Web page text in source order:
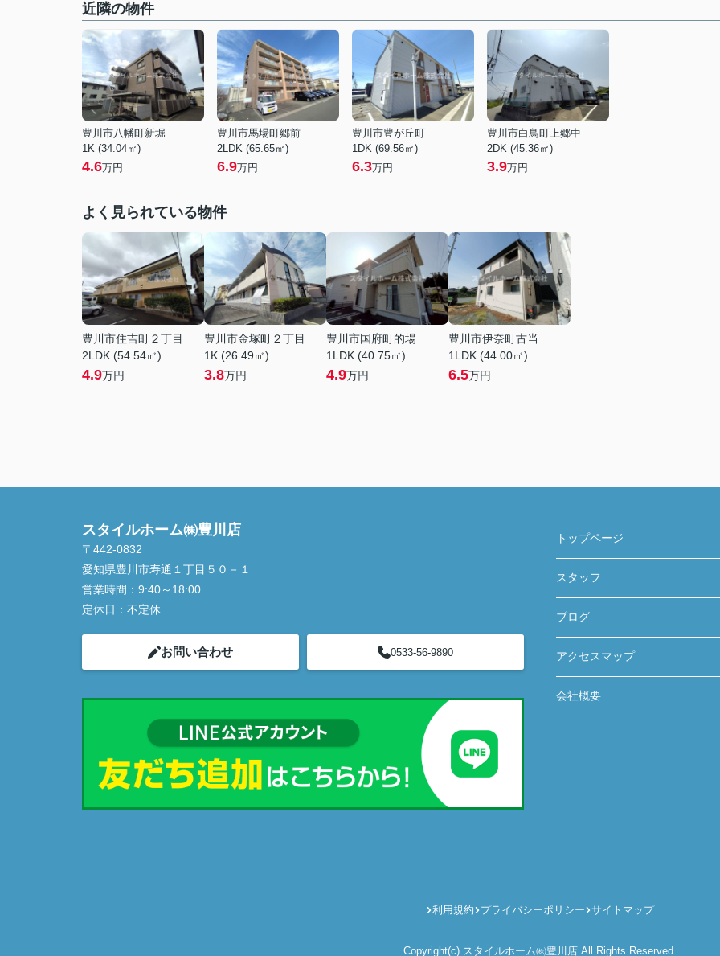
近隣の物件
豊川市八幡町新堀
1K (34.04㎡)
4.6万円
豊川市馬場町郷前
2LDK (65.65㎡)
6.9万円
豊川市豊が丘町
1DK (69.56㎡)
6.3万円
豊川市白鳥町上郷中
2DK (45.36㎡)
3.9万円
よく見られている物件
豊川市住吉町２丁目
2LDK (54.54㎡)
4.9万円
豊川市金塚町２丁目
1K (26.49㎡)
3.8万円
豊川市国府町的場
1LDK (40.75㎡)
4.9万円
豊川市伊奈町古当
1LDK (44.00㎡)
6.5万円
スタイルホーム㈱豊川店
〒442-0832
愛知県豊川市寿通１丁目５０－１
営業時間： 9:40～18:00
定休日： 不定休
お問い合わせ 0533-56-9890
トップページ
スタッフ
ブログ
アクセスマップ
会社概要
利用規約 プライバシーポリシー サイトマップ
Copyright(c) スタイルホーム㈱豊川店 All Rights Reserved.